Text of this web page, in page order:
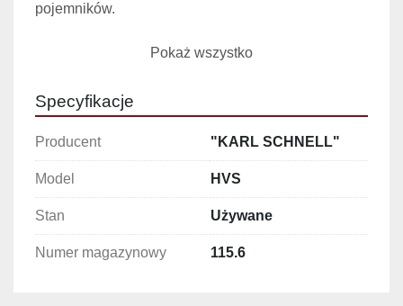
pojemników.
Wymiary gabarytowe:
Szerokość: 1 050 mm
Wysokość: 2 500 mm
Dane techniczne:
Średnica wewnętrzna dzieży: 745 mm
Pokaż wszystko
Specyfikacje
Producent "KARL SCHNELL"
Model HVS
Stan Używane
Numer magazynowy 115.6